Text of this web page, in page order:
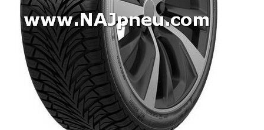
Osobné/crossover + malé úžitkové
SUV/crossover + OFFRoad-ové
Dodávkové + malé úžitkové
Disky
Hliníkové / ALU disky / Elektróny